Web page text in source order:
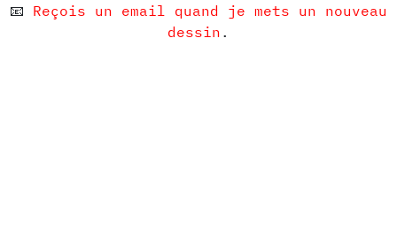
📧 Reçois un email quand je mets un nouveau
dessin .